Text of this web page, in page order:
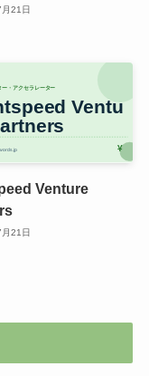
21日
Venture
21日